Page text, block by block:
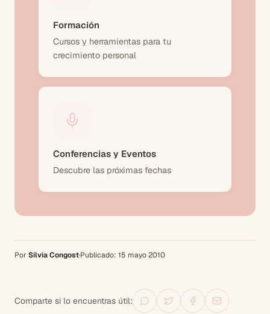
Formación
Cursos y herramientas para tu
crecimiento personal
Conferencias y Eventos
Descubre las próximas fechas
Por Silvia Congost·Publicado: 15 mayo 2010
Comparte si lo encuentras útil: